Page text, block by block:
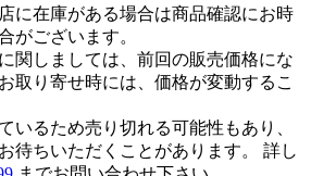
に在庫がある場合は商品確認にお時
がございます。
関しましては、前回の販売価格にな
取り寄せ時には、価格が変動するこ
いるため売り切れる可能性もあり、
待ちいただくことがあります。 詳し